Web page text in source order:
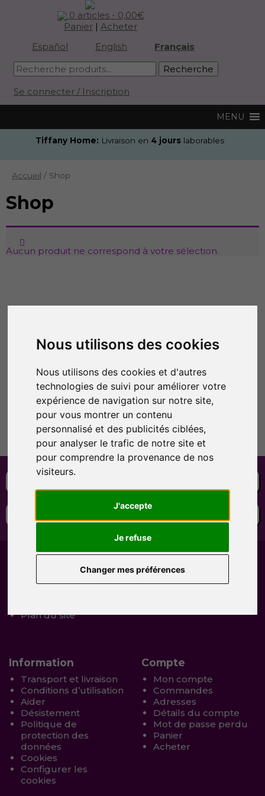
Nous utilisons des cookies
Nous utilisons des cookies et d'autres
technologies de suivi pour améliorer votre
expérience de navigation sur notre site,
pour vous montrer un contenu
personnalisé et des publicités ciblées,
pour analyser le trafic de notre site et
pour comprendre la provenance de nos
visiteurs.
J'accepte
Je refuse
Changer mes préférences
0 articles - 0,00€
Panier | Acheter
Español
English Français
Se connecter / Inscription
Tiffany Home: Livraison en 4 jourslaborables
Accueil / Shop
Shop
Aucun produit ne correspond à votre sélection.
Service client
Qui sommes nous
Plan du site
Extras
Cadeaux
Information
Transport et livraison
Conditions d’utilisation
Aider
Désistement
Politique de
protection des
données
Cookies
Configurer les
cookies
Compte
Mon compte
Commandes
Adresses
Détails du compte
Mot de passe perdu
Panier
Acheter